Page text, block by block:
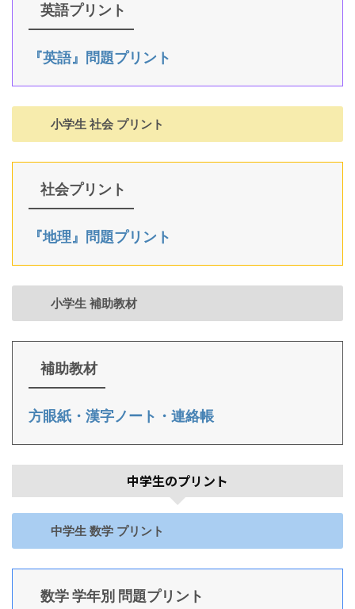
英語プリント
『英語』問題プリント
小学生 社会 プリント
社会プリント
『地理』問題プリント
小学生 補助教材
補助教材
方眼紙・漢字ノート・連絡帳
中学生のプリント
中学生 数学 プリント
数学 学年別 問題プリント